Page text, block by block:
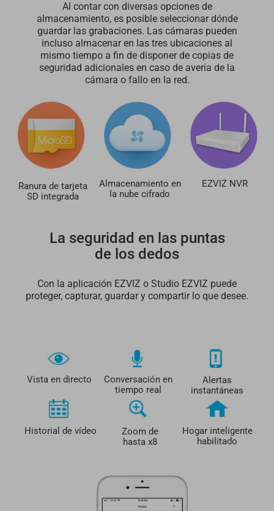
Al contar con diversas opciones de
almacenamiento, es posible seleccionar dónde
guardar las grabaciones. Las cámaras pueden
incluso almacenar en las tres ubicaciones al
mismo tiempo a fin de disponer de copias de
seguridad adicionales en caso de avería de la
cámara o fallo en la red.
Ranura de tarjeta
SD integrada
Almacenamiento en
la nube cifrado
EZVIZ NVR
La seguridad en las puntas
de los dedos
Con la aplicación EZVIZ o Studio EZVIZ puede
proteger, capturar, guardar y compartir lo que desee.
Vista en directo
Conversación en
tiempo real
Alertas
instantáneas
Historial de vídeo
Zoom de
hasta x8
Hogar inteligente
habilitado